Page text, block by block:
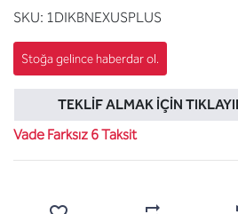
SKU: 1DIKBNEXUSPLUS
TEKLIF ALMAK İÇIN
Vade Farksız 6 Taksit